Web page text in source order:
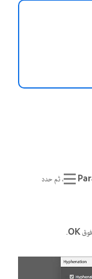
، ثم حدد
فوقOK
.